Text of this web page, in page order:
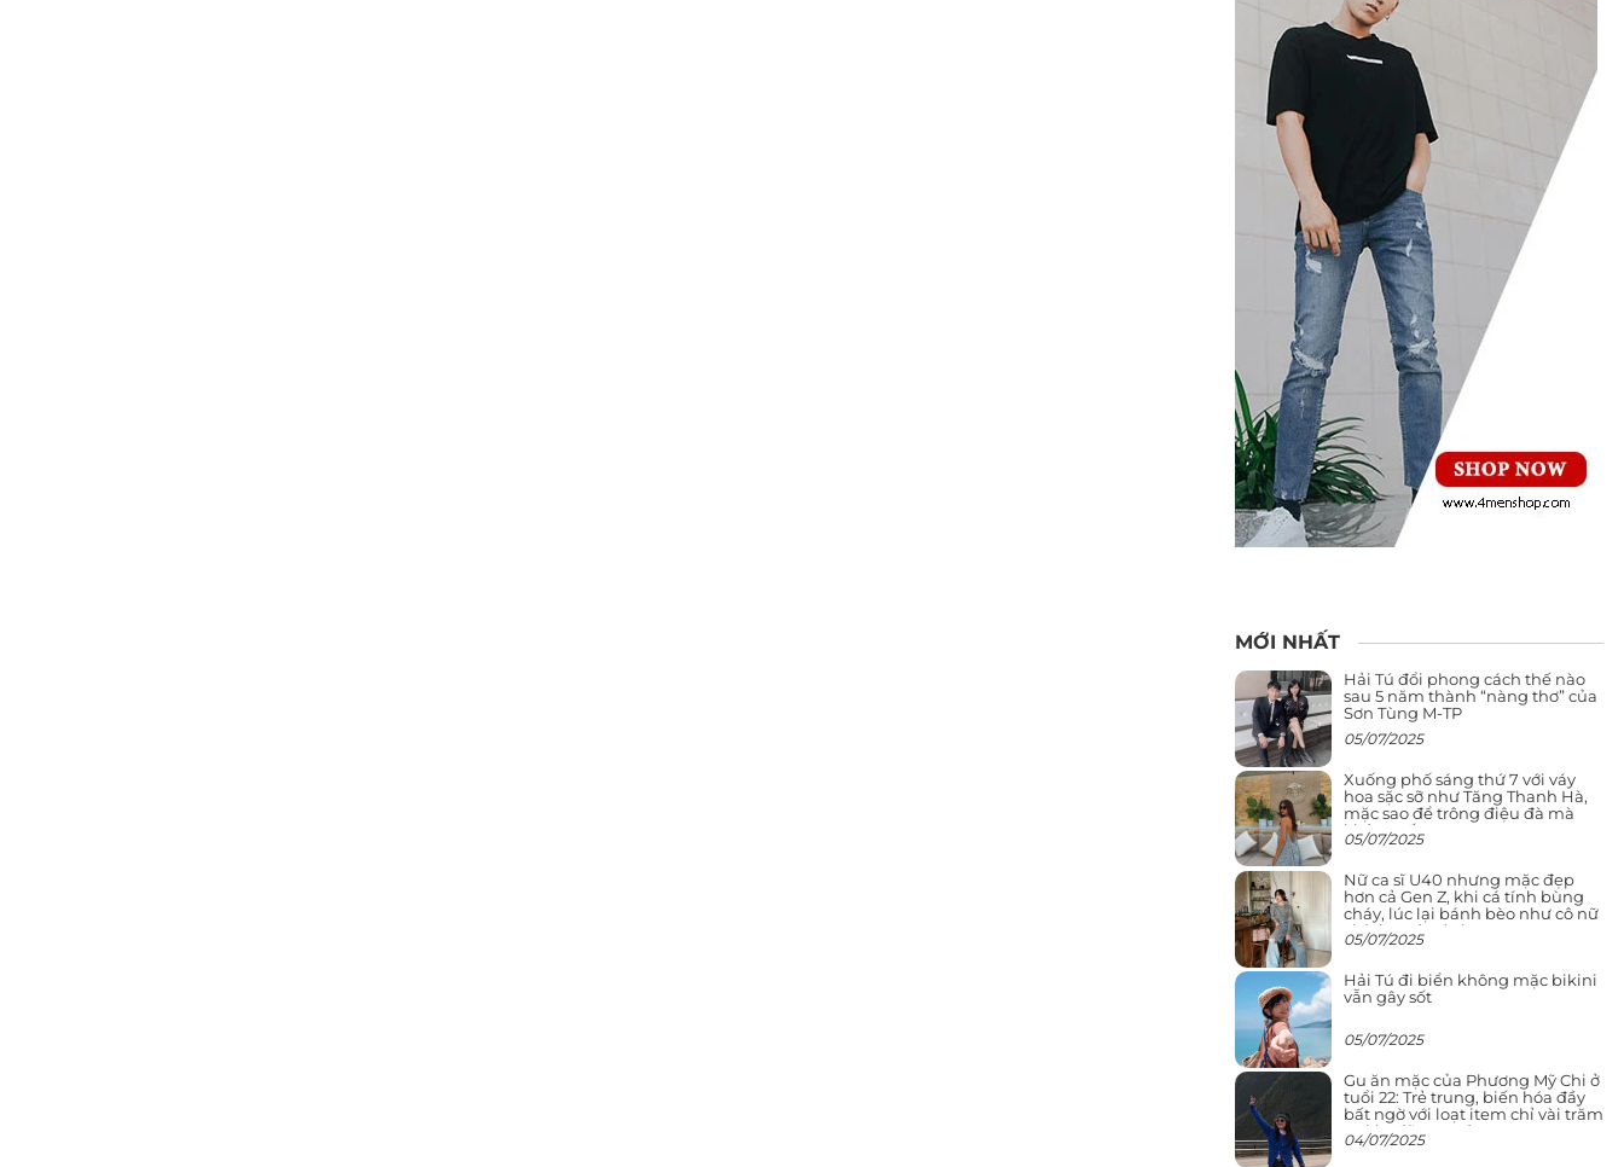
MỚI NHẤT
Hải Tú đổi phong cách thế nào
sau 5 năm thành “nàng thơ” của
Sơn Tùng M-TP
05/07/2025
Xuống phố sáng thứ 7 với váy
hoa sặc sỡ như Tăng Thanh Hà,
mặc sao để trông điệu đà mà
không sến
05/07/2025
Nữ ca sĩ U40 nhưng mặc đẹp
hơn cả Gen Z, khi cá tính bùng
cháy, lúc lại bánh bèo như cô nữ
chính ngôn tình
05/07/2025
Hải Tú đi biển không mặc bikini
vẫn gây sốt
05/07/2025
Gu ăn mặc của Phương Mỹ Chi ở
tuổi 22: Trẻ trung, biến hóa đầy
bất ngờ với loạt item chỉ vài trăm
nghìn đã mua được
04/07/2025